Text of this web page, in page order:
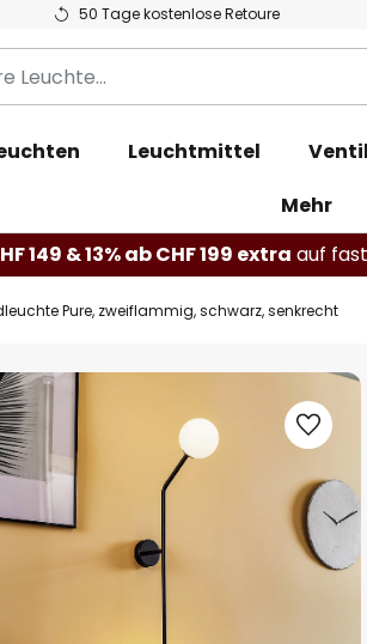
50 Tage kostenlose Retoure
Leuchtmittel
Mehr
149 & 13% ab CHF 199 extra auf
Pure, zweiflammig, schwarz, senkrecht